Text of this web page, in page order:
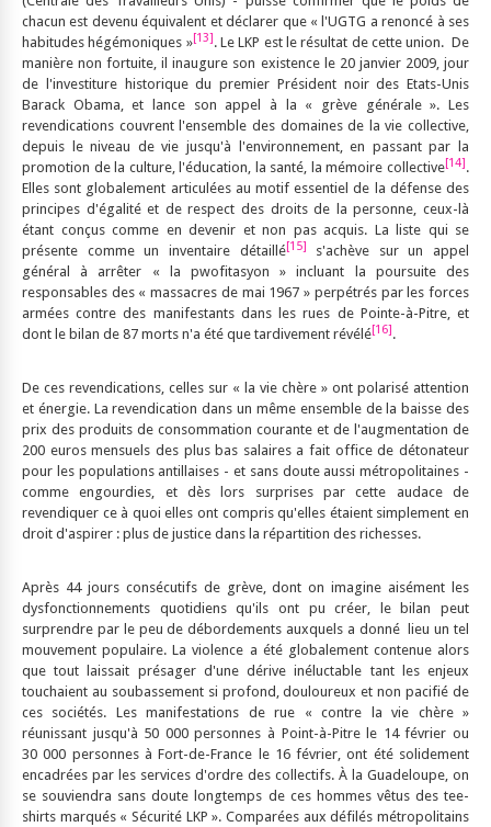
chacun est devenu équivalent et déclarer que « l'UGTG a renoncé à ses
habitudes hégémoniques »[13]. Le LKP est le résultat de cette union. De
manière non fortuite, il inaugure son existence le 20 janvier 2009, jour
de l'investiture historique du premier Président noir des Etats-Unis
Barack Obama, et lance son appel à la « grève générale ». Les
revendications couvrent l'ensemble des domaines de la vie collective,
depuis le niveau de vie jusqu'à l'environnement, en passant par la
promotion de la culture, l'éducation, la santé, la mémoire collective[14].
Elles sont globalement articulées au motif essentiel de la défense des
principes d'égalité et de respect des droits de la personne, ceux-là
étant conçus comme en devenir et non pas acquis. La liste qui se
présente comme un inventaire détaillé[15]
s'achève sur un appel
général à arrêter « la pwofitasyon » incluant la poursuite des
responsables des « massacres de mai 1967 » perpétrés par les forces
armées contre des manifestants dans les rues de Pointe-à-Pitre, et
dont le bilan de 87 morts n'a été que tardivement révélé[16].
De ces revendications, celles sur « la vie chère » ont polarisé attention
et énergie. La revendication dans un même ensemble de la baisse des
prix des produits de consommation courante et de l'augmentation de
200 euros mensuels des plus bas salaires a fait office de détonateur
pour les populations antillaises - et sans doute aussi métropolitaines -
comme engourdies, et dès lors surprises par cette audace de
revendiquer ce à quoi elles ont compris qu'elles étaient simplement en
droit d'aspirer : plus de justice dans la répartition des richesses.
Après 44 jours consécutifs de grève, dont on imagine aisément les
dysfonctionnements quotidiens qu'ils ont pu créer, le bilan peut
surprendre par le peu de débordements auxquels a donné lieu un tel
mouvement populaire. La violence a été globalement contenue alors
que tout laissait présager d'une dérive inéluctable tant les enjeux
touchaient au soubassement si profond, douloureux et non pacifié de
ces sociétés. Les manifestations de rue « contre la vie chère »
réunissant jusqu'à 50 000 personnes à Point-à-Pitre le 14 février ou
30 000 personnes à Fort-de-France le 16 février, ont été solidement
encadrées par les services d'ordre des collectifs. À la Guadeloupe, on
se souviendra sans doute longtemps de ces hommes vêtus des tee-
shirts marqués « Sécurité LKP ». Comparées aux défilés métropolitains